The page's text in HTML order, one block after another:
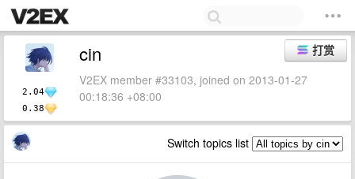
2.04
0.38
打赏
cin
V2EX member #33103, joined on 2013-01-27
00:18:36 +08:00
Switch topics list